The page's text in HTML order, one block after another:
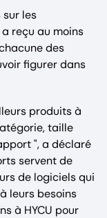
les
reçu au moins
des
figurer dans
produits à
taille
", a déclaré
servent de
de logiciels qui
leurs besoins
à HYCU pour